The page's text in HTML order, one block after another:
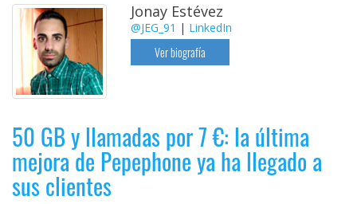
Jonay Estévez
@JEG_91 | LinkedIn
Ver biografía
50 GB y llamadas por 7 €: la última
mejora de Pepephone ya ha llegado a
sus clientes